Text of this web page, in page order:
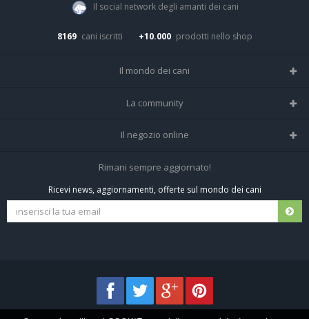
Il social network degli amanti dei cani
8169 cani iscritti +10.000 prodotti nello shop
Il mondo dei cani
Tutte le razze
La community
Home
Tutti i cani iscritti
Il negozio online
Negozio per cani
Spedizioni e resi
Rimani sempre aggiornato!
Ricevi news, aggiornamenti, offerte sul mondo dei cani